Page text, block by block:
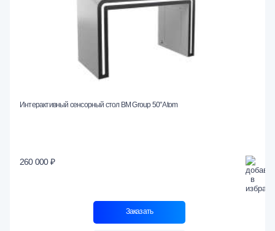
Интерактивный сенсорный стол BM Group 50" Atom
260 000 ₽
Заказать